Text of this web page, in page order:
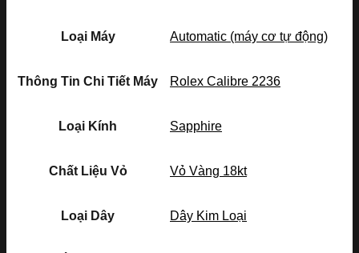
Loại Máy Automatic (máy cơ tự động)
Thông Tin Chi Tiết Máy Rolex Calibre 2236
Loại Kính Sapphire
Chất Liệu Vỏ Vỏ Vàng 18kt
Loại Dây Dây Kim Loại